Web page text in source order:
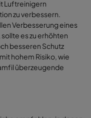
Luftreinigern
zu verbessern.
Verbesserung eines
es zu erhöhten
besseren Schutz
hohem Risiko, wie
überzeugende